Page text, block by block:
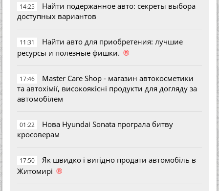
14:25
Найти подержанное авто: секреты выбора
доступных вариантов
11:31
Найти авто для приобретения: лучшие
ресурсы и полезные фишки. ®
17:46
Master Care Shop - магазин автокосметики
та автохімії, високоякісні продукти для догляду за
автомобілем
01:22
Нова Hyundai Sonata програла битву
кросоверам
17:50
Як швидко і вигідно продати автомобіль в
Житомирі ®